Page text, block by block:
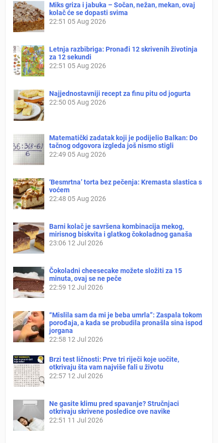
Miks griza i jabuka – Sočan, nežan, mekan, ovaj
kolač će se dopasti svima
22:51 05 Aug 2026
Letnja razbibriga: Pronađi 12 skrivenih životinja
za 12 sekundi
22:51 05 Aug 2026
Najjednostavniji recept za finu pitu od jogurta
22:50 05 Aug 2026
Matematički zadatak koji je podijelio Balkan: Do
tačnog odgovora izgleda još nismo stigli
22:49 05 Aug 2026
‘Besmrtna’ torta bez pečenja: Kremasta slastica s
voćem
22:48 05 Aug 2026
Barni kolač je savršena kombinacija mekog,
mirisnog biskvita i glatkog čokoladnog ganaša
23:06 12 Jul 2026
Čokoladni cheesecake možete složiti za 15
minuta, ovaj se ne peče
22:59 12 Jul 2026
“Mislila sam da mi je beba umrla”: Zaspala tokom
porođaja, a kada se probudila pronašla sina ispod
jorgana
22:58 12 Jul 2026
Brzi test ličnosti: Prve tri riječi koje uočite,
otkrivaju šta vam najviše fali u životu
22:57 12 Jul 2026
Ne gasite klimu pred spavanje? Stručnjaci
otkrivaju skrivene posledice ove navike
22:51 11 Jul 2026